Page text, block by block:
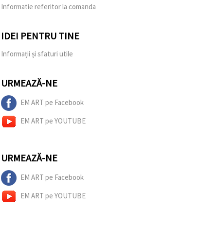
Informatie referitor la comanda
IDEI PENTRU TINE
Informații și sfaturi utile
URMEAZĂ-NE
EM ART pe Facebook
EM ART pe YOUTUBE
URMEAZĂ-NE
EM ART pe Facebook
EM ART pe YOUTUBE